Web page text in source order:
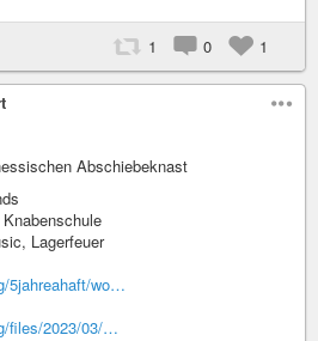
1 0 1
Abschiebeknast
Lagerfeuer
5jahreahaft/wo…
files/2023/03/…